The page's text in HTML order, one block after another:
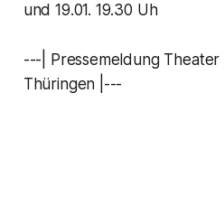
und 19.01. 19.30 Uh
---| Pressemeldung Theater
Thüringen |---